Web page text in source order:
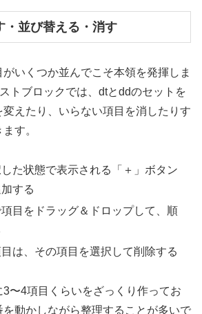
並び替える・消す
いくつか並んでこそ本領を発揮しま
トブロックでは、dtとddのセットを
えたり、いらない項目を消したりす
す。
た状態で表示される「＋」ボタン
する
目をドラッグ＆ドロップして、順
は、その項目を選択して削除する
〜4項目くらいをざっくり作ってお
動かしながら整理することが多いで